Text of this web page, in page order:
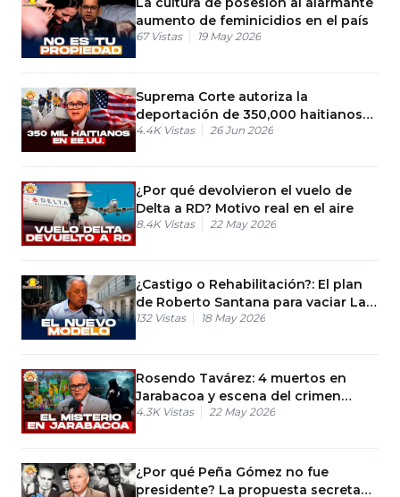
aumento de feminicidios en el país
67 Vistas 19 May 2026
Suprema Corte autoriza la
deportación de 350,000 haitianos
en EE.UU.
4.4K Vistas 26 Jun 2026
¿Por qué devolvieron el vuelo de
Delta a RD? Motivo real en el aire
8.4K Vistas 22 May 2026
¿Castigo o Rehabilitación?: El plan
de Roberto Santana para vaciar La
Victoria
132 Vistas 18 May 2026
Rosendo Tavárez: 4 muertos en
Jarabacoa y escena del crimen
alterada
4.3K Vistas 22 May 2026
¿Por qué Peña Gómez no fue
presidente? La propuesta secreta